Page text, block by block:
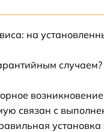
на
случаем?
связан с
установка